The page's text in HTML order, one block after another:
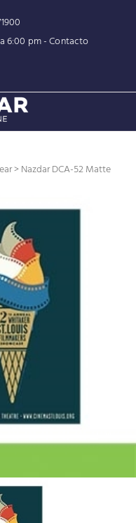
6:00 pm -Contacto
> Nazdar DCA-52 Matte